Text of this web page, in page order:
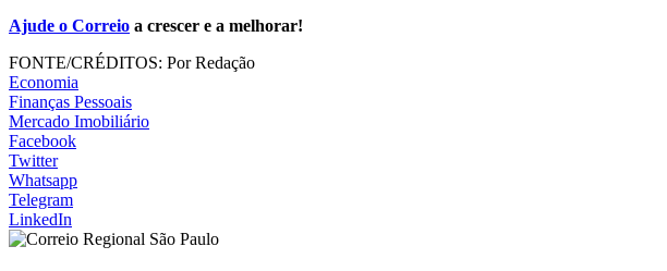
Ajude o Correio a crescer e a melhorar!
FONTE/CRÉDITOS: Por Redação
Economia
Finanças Pessoais
Mercado Imobiliário
Facebook
Twitter
Whatsapp
Telegram
LinkedIn